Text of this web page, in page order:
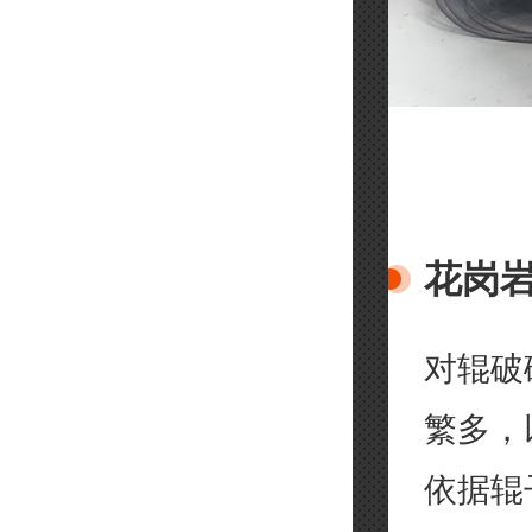
花岗
对辊
繁多
依据